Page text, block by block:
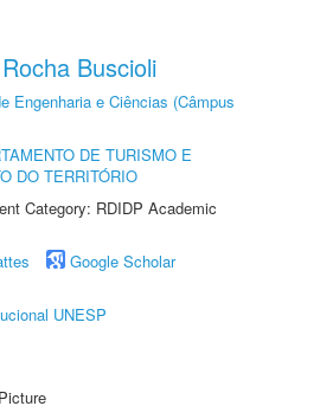
Buscioli
Engenharia e Ciências (Câmpus
DE TURISMO E
DO TERRITÓRIO
Category: RDIDP Academic
Google Scholar
UNESP